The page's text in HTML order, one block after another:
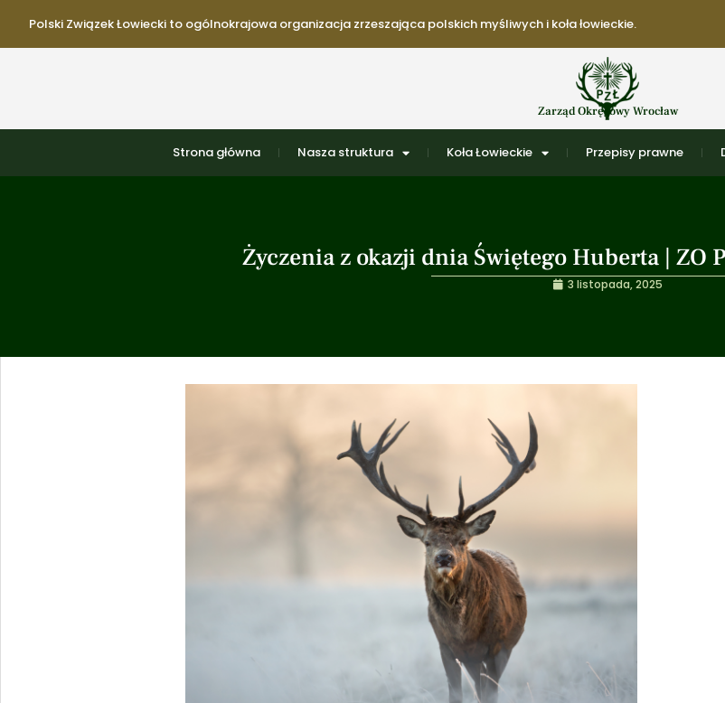
Polski Związek Łowiecki to ogólnokrajowa organizacja zrzeszająca polskich myśliwych i koła łowieckie.
Zarząd Okręgowy Wrocław
Strona główna Nasza struktura Koła Łowieckie Przepisy prawne
Życzenia z okazji dnia Świętego Huberta | ZO
3 listopada, 2025